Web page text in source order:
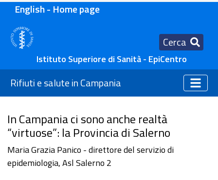
English - Home page
Cerca
Istituto Superiore di Sanità - EpiCentro
Rifiuti e salute in Campania
In Campania ci sono anche realtà
“virtuose”: la Provincia di Salerno
Maria Grazia Panico - direttore del servizio di
epidemiologia, Asl Salerno 2